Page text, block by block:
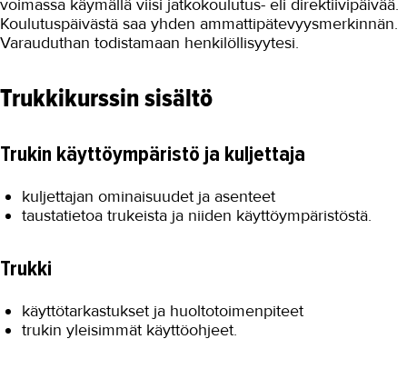
voimassa käymällä viisi jatkokoulutus- eli direktiivipäivää.
Koulutuspäivästä saa yhden ammattipätevyysmerkinnän.
Varauduthan todistamaan henkilöllisyytesi.
Trukkikurssin sisältö
Trukin käyttöympäristö ja kuljettaja
kuljettajan ominaisuudet ja asenteet
taustatietoa trukeista ja niiden käyttöympäristöstä.
Trukki
käyttötarkastukset ja huoltotoimenpiteet
trukin yleisimmät käyttöohjeet.